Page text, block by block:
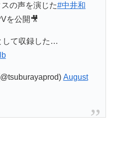
の声を演じた#中井和
を公開🎥
して収録した…
August